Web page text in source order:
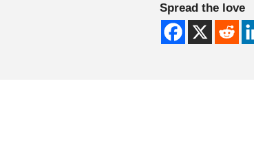
Spread the love